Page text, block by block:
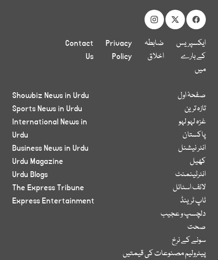
ایکسپریس
کے بارے
میں
ضابطہ
اخلاق
Privacy
Policy
Contact
Us
صفحۂ اول
تازہ ترین
غزہ لہو لہو
پاکستان
انٹر نیشنل
کھیل
انٹرٹینمنٹ
لائف اسٹائل
ٹاپ ٹرینڈ
دلچسپ و عجیب
صحت
سونے کے نرخ
پیٹرولیم مصنوعات کی قیمتیں
Showbiz News in Urdu
Sports News in Urdu
International News in
Urdu
Business News in Urdu
Urdu Magazine
Urdu Blogs
The Express Tribune
Express Entertainment